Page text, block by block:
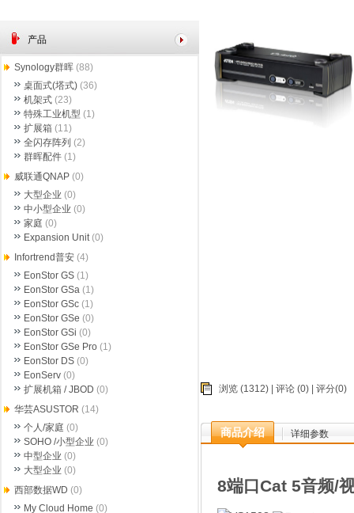
浏览 (1312) | 评论 (0) | 评分(0)
商品介绍 详细参数
8端口Cat 5音频/
产品
Synology群晖 (88)
桌面式(塔式) (36)
机架式 (23)
特殊工业机型 (1)
扩展箱 (11)
全闪存阵列 (2)
群晖配件 (1)
威联通QNAP (0)
大型企业 (0)
中小型企业 (0)
家庭 (0)
Expansion Unit(0)
Infortrend普安 (4)
EonStor GS (1)
EonStor GSa (1)
EonStor GSc (1)
EonStor GSe (0)
EonStor GSi (0)
EonStor GSe Pro (1)
EonStor DS (0)
EonServ (0)
扩展机箱 / JBOD (0)
华芸ASUSTOR (14)
个人/家庭 (0)
SOHO /小型企业 (0)
中型企业 (0)
大型企业 (0)
西部数据WD (0)
My Cloud Home (0)